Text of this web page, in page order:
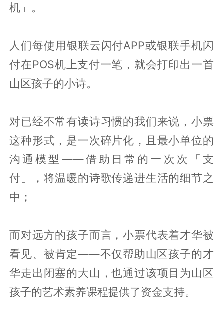
机」。
人们每使用银联云闪付APP或银联手机闪
付在POS机上支付一笔，就会打印出一首
山区孩子的小诗。
对已经不常有读诗习惯的我们来说，小票
这种形式，是一次碎片化，且最小单位的
沟通模型——借助日常的一次次「支
付」，将温暖的诗歌传递进生活的细节之
中；
而对远方的孩子而言，小票代表着才华被
看见、被肯定——不仅帮助山区孩子的才
华走出闭塞的大山，也通过该项目为山区
孩子的艺术素养课程提供了资金支持。